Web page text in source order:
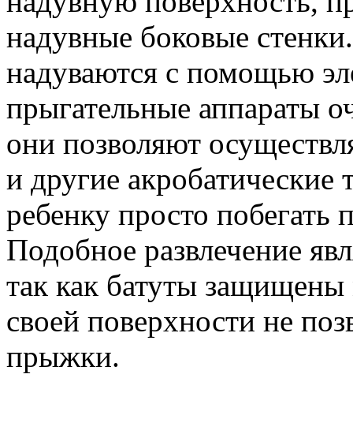
надувные боковые
надуваются с помощью
прыгательные аппараты
они позволяют
и другие
ребенку просто побегать
Подобное развлечение
так как батуты
своей поверхности не
прыжки.